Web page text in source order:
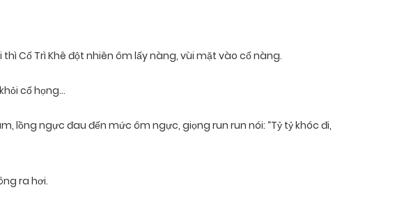
Cố Trì Khê đột nhiên ôm lấy nàng, vùi mặt vào cổ nàng.
cổ họng…
lồng ngực đau đến mức ôm ngực, giọng run run nói: “Tỷ tỷ khóc đi,
ra hơi.